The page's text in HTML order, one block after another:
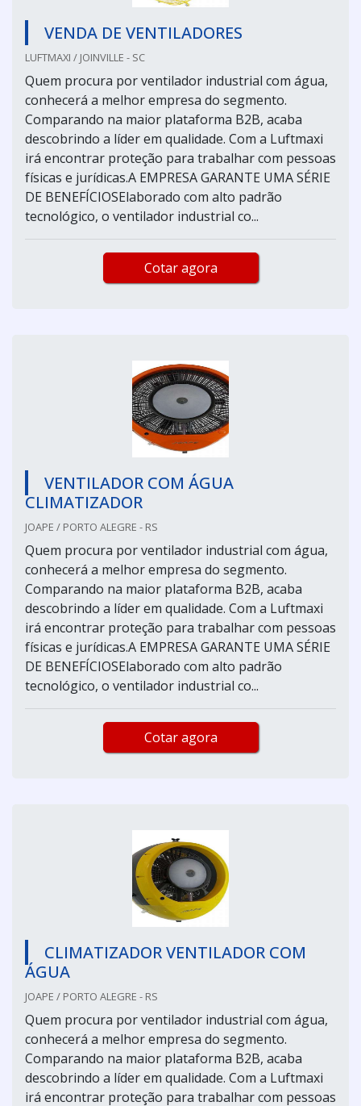
VENDA DE VENTILADORES
LUFTMAXI / JOINVILLE - SC
Quem procura por ventilador industrial com água,
conhecerá a melhor empresa do segmento.
Comparando na maior plataforma B2B, acaba
descobrindo a líder em qualidade. Com a Luftmaxi
irá encontrar proteção para trabalhar com pessoas
físicas e jurídicas.A EMPRESA GARANTE UMA SÉRIE
DE BENEFÍCIOSElaborado com alto padrão
tecnológico, o ventilador industrial co...
Cotar agora
VENTILADOR COM ÁGUA
CLIMATIZADOR
JOAPE / PORTO ALEGRE - RS
Quem procura por ventilador industrial com água,
conhecerá a melhor empresa do segmento.
Comparando na maior plataforma B2B, acaba
descobrindo a líder em qualidade. Com a Luftmaxi
irá encontrar proteção para trabalhar com pessoas
físicas e jurídicas.A EMPRESA GARANTE UMA SÉRIE
DE BENEFÍCIOSElaborado com alto padrão
tecnológico, o ventilador industrial co...
Cotar agora
CLIMATIZADOR VENTILADOR COM
ÁGUA
JOAPE / PORTO ALEGRE - RS
Quem procura por ventilador industrial com água,
conhecerá a melhor empresa do segmento.
Comparando na maior plataforma B2B, acaba
descobrindo a líder em qualidade. Com a Luftmaxi
irá encontrar proteção para trabalhar com pessoas